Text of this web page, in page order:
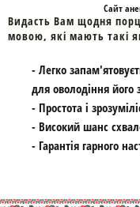
Cайт
Видасть Вам щодня
мовою, які мають такі
- Легко
для оволодіння його
- Простота і
- Високий шанс
- Гарантія гарного